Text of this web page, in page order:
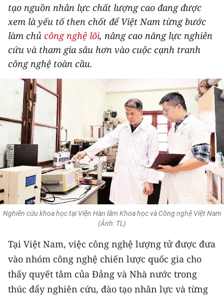
PHÁP LUẬT
DU LỊCH
THẾ GIỚI
THỂ THAO
GIÁO DỤC
Y TẾ
KHOA HỌC - CÔNG NGHỆ
MÔI TRƯỜNG
BẠN ĐỌC
KIỂM CHỨNG THÔNG TIN
TRI THỨC CHUYÊN SÂU
54 DÂN TỘC VIỆT NAM
CHƯƠNG TRÌNH OCOP - MỖI XÃ
tạo nguồn nhân lực chất lượng cao đang được
xem là yếu tố then chốt để Việt Nam từng bước
làm chủ công nghệ lõi, nâng cao năng lực nghiên
cứu và tham gia sâu hơn vào cuộc cạnh tranh
công nghệ toàn cầu.
Nghiên cứu khoa học tại Viện Hàn lâm Khoa học và Công nghệ Việt Nam
(Ảnh: TL)
Tại Việt Nam, việc công nghệ lượng tử được đưa
vào nhóm công nghệ chiến lược quốc gia cho
thấy quyết tâm của Đảng và Nhà nước trong
thúc đẩy nghiên cứu, đào tạo nhân lực và từng